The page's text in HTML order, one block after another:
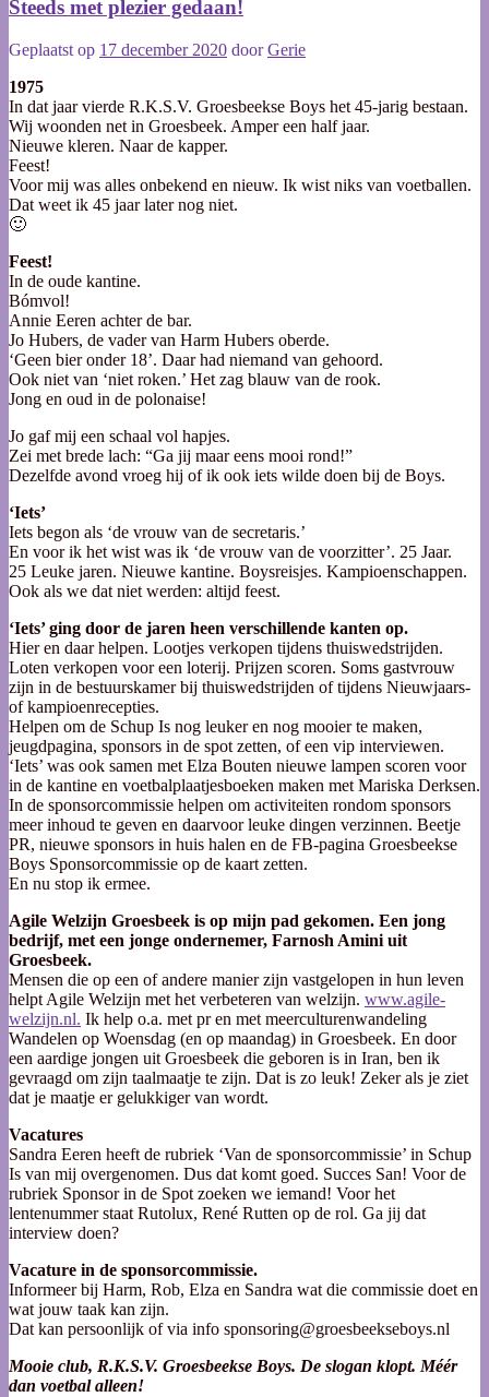
Steeds met plezier gedaan!
Geplaatst op 17 december 2020 doorGerie
1975
In dat jaar vierde R.K.S.V. Groesbeekse Boys het 45-jarig bestaan.
Wij woonden net in Groesbeek. Amper een half jaar.
Nieuwe kleren. Naar de kapper.
Feest!
Voor mij was alles onbekend en nieuw. Ik wist niks van voetballen.
Dat weet ik 45 jaar later nog niet.
🙂
Feest!
In de oude kantine.
Bómvol!
Annie Eeren achter de bar.
Jo Hubers, de vader van Harm Hubers oberde.
‘Geen bier onder 18’. Daar had niemand van gehoord.
Ook niet van ‘niet roken.’ Het zag blauw van de rook.
Jong en oud in de polonaise!
Jo gaf mij een schaal vol hapjes.
Zei met brede lach: “Ga jij maar eens mooi rond!”
Dezelfde avond vroeg hij of ik ook iets wilde doen bij de Boys.
‘Iets’
Iets begon als ‘de vrouw van de secretaris.’
En voor ik het wist was ik ‘de vrouw van de voorzitter’. 25 Jaar.
25 Leuke jaren. Nieuwe kantine. Boysreisjes. Kampioenschappen.
Ook als we dat niet werden: altijd feest.
‘Iets’ ging door de jaren heen verschillende kanten op.
Hier en daar helpen. Lootjes verkopen tijdens thuiswedstrijden.
Loten verkopen voor een loterij. Prijzen scoren. Soms gastvrouw
zijn in de bestuurskamer bij thuiswedstrijden of tijdens Nieuwjaars-
of kampioenrecepties.
Helpen om de Schup Is nog leuker en nog mooier te maken,
jeugdpagina, sponsors in de spot zetten, of een vip interviewen.
‘Iets’ was ook samen met Elza Bouten nieuwe lampen scoren voor
in de kantine en voetbalplaatjesboeken maken met Mariska Derksen.
In de sponsorcommissie helpen om activiteiten rondom sponsors
meer inhoud te geven en daarvoor leuke dingen verzinnen. Beetje
PR, nieuwe sponsors in huis halen en de FB-pagina Groesbeekse
Boys Sponsorcommissie op de kaart zetten.
En nu stop ik ermee.
Agile Welzijn Groesbeek is op mijn pad gekomen. Een jong
bedrijf, met een jonge ondernemer, Farnosh Amini uit
Groesbeek.
Mensen die op een of andere manier zijn vastgelopen in hun leven
helpt Agile Welzijn met het verbeteren van welzijn. www.agile-
welzijn.nl. Ik help o.a. met pr en met meerculturenwandeling
Wandelen op Woensdag (en op maandag) in Groesbeek. En door
een aardige jongen uit Groesbeek die geboren is in Iran, ben ik
gevraagd om zijn taalmaatje te zijn. Dat is zo leuk! Zeker als je ziet
dat je maatje er gelukkiger van wordt.
Vacatures
Sandra Eeren heeft de rubriek ‘Van de sponsorcommissie’ in Schup
Is van mij overgenomen. Dus dat komt goed. Succes San! Voor de
rubriek Sponsor in de Spot zoeken we iemand! Voor het
lentenummer staat Rutolux, René Rutten op de rol. Ga jij dat
interview doen?
Vacature in de sponsorcommissie.
Informeer bij Harm, Rob, Elza en Sandra wat die commissie doet en
wat jouw taak kan zijn.
Dat kan persoonlijk of via info sponsoring@groesbeekseboys.nl
Mooie club, R.K.S.V. Groesbeekse Boys. De slogan klopt. Méér
dan voetbal alleen!